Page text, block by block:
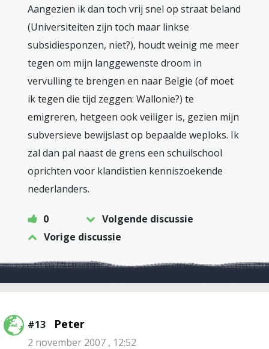
Aangezien ik dan toch vrij snel op straat beland
(Universiteiten zijn toch maar linkse
subsidiesponzen, niet?), houdt weinig me meer
tegen om mijn langgewenste droom in
vervulling te brengen en naar Belgie (of moet
ik tegen die tijd zeggen: Wallonie?) te
emigreren, hetgeen ook veiliger is, gezien mijn
subversieve bewijslast op bepaalde weploks. Ik
zal dan pal naast de grens een schuilschool
oprichten voor klandistien kenniszoekende
nederlanders.
0
Volgende discussie
Vorige discussie
#13 Peter
2 november 2007 , 12:52